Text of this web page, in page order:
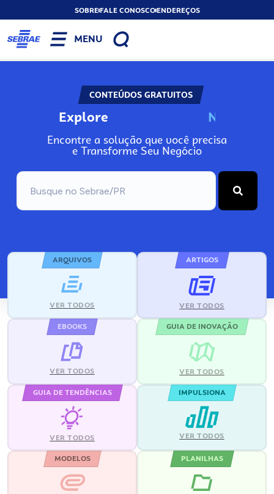
SOBREFALE CONOSCOENDEREÇOS
MENU
CONTEÚDOS GRATUITOS
Explore N
Encontre a solução que você precisa
e Transforme Seu Negócio
ARQUIVOS
VER TODOS
ARTIGOS
VER TODOS
EBOOKS
VER TODOS
GUIA DE INOVAÇÃO
VER TODOS
GUIA DE TENDÊNCIAS
VER TODOS
IMPULSIONA
VER TODOS
MODELOS PLANILHAS